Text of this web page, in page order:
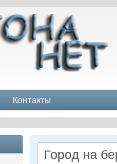
Контакты
Город на